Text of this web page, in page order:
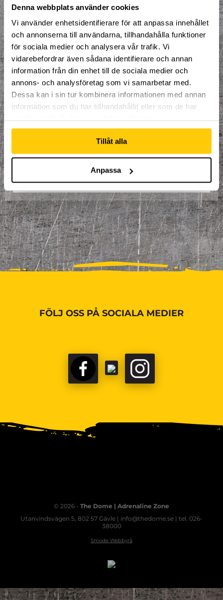
Denna webbplats använder cookies
Vi använder enhetsidentifierare för att anpassa innehållet
och annonserna till användarna, tillhandahålla funktioner
för sociala medier och analysera vår trafik. Vi
vidarebefordrar även sådana identifierare och annan
information från din enhet till de sociala medier och
annons- och analysföretag som vi samarbetar med.
Dessa kan i sin tur kombinera informationen med annan
information som du har tillhandahållit eller som de har
Tillåt alla
Anpassa
Välkommen till en ny termin med
organiserad träning, fylld av adrenalin och
Våra coacher tar hand om dig och ser till
att du ständigt utvecklas inom parkour,
här får du grundkunskaperna inom
Alla mellan 6 - 10 år är välkomna att
innehåller 12 tillfällen per termin
FÖLJ OSS PÅ SOCIALA MEDIER
© 2026 - The Dome | Adrenaline Zone
Utanvindsvägen 5, 802 57 Gävle | info@thedome.se | tel. 026-
38000
Smode Webbyrå